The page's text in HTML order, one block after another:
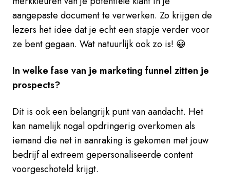
aangepaste document te verwerken. Zo krijgen de
lezers het idee dat je echt een stapje verder voor
ze bent gegaan. Wat natuurlijk ook zo is! 😀
In welke fase van je marketing funnel zitten je
prospects?
Dit is ook een belangrijk punt van aandacht. Het
kan namelijk nogal opdringerig overkomen als
iemand die net in aanraking is gekomen met jouw
bedrijf al extreem gepersonaliseerde content
voorgeschoteld krijgt.